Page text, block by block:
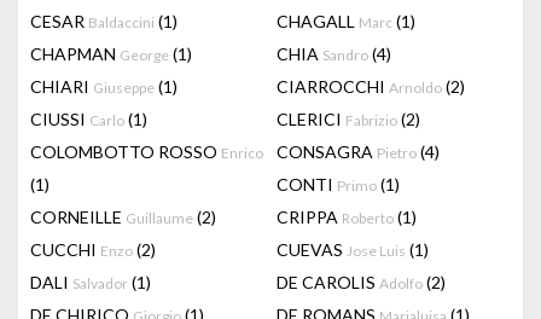
CESAR Baldaccini (1) CHAGALL Marc (1)
CHAPMAN George (1) CHIA Sandro (4)
CHIARI Giuseppe (1) CIARROCCHI Arnoldo (2)
CIUSSI Carlo (1) CLERICI Fabrizio (2)
COLOMBOTTO ROSSO Enrico
(1)
CONSAGRA Pietro (4)
CONTI Primo (1)
CORNEILLE Guillaume (2) CRIPPA Roberto (1)
CUCCHI Enzo (2) CUEVAS Jose Luis (1)
DALI Salvador (1) DE CAROLIS Adolfo (2)
DE CHIRICO
(1) DE ROMANS
(1)